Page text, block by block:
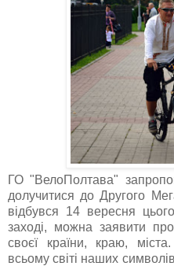
ГО "ВелоПолтава"
долучитися до Другого
відбувся 14 вересня
заході, можна заявити
своєї країни, краю,
всьому світі наших